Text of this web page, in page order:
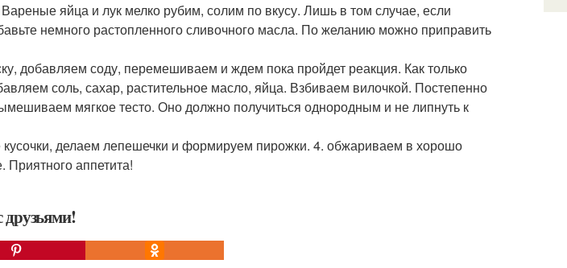
яйца и лук мелко рубим, солим по вкусу. Лишь в том случае, если
немного растопленного сливочного масла. По желанию можно приправить
добавляем соду, перемешиваем и ждем пока пройдет реакция. Как только
соль, сахар, растительное масло, яйца. Взбиваем вилочкой. Постепенно
мягкое тесто. Оно должно получиться однородным и не липнуть к
кусочки, делаем лепешечки и формируем пирожки. 4. обжариваем в хорошо
Приятного аппетита!
друзьями!